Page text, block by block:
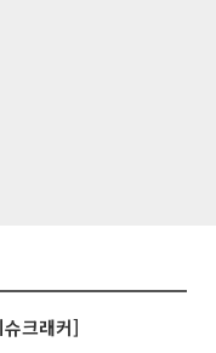
크래커]